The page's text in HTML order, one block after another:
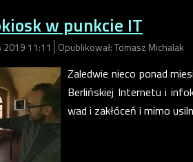
w punkcie IT
11:11 Opublikował: Tomasz Michalak
Zaledwie nieco ponad
Berlińskiej Internetu i
wad i zakłóceń i mimo